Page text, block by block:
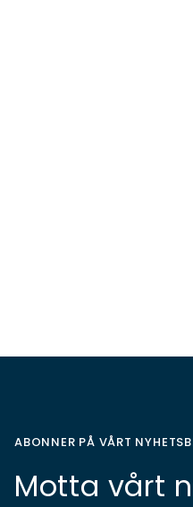
ABONNER PÅ VÅRT
Motta vårt